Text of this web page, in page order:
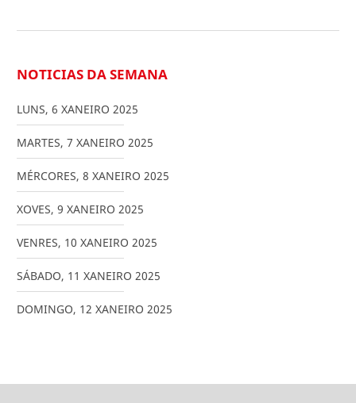
NOTICIAS DA SEMANA
LUNS, 6 XANEIRO 2025
MARTES, 7 XANEIRO 2025
MÉRCORES, 8 XANEIRO 2025
XOVES, 9 XANEIRO 2025
VENRES, 10 XANEIRO 2025
SÁBADO, 11 XANEIRO 2025
DOMINGO, 12 XANEIRO 2025